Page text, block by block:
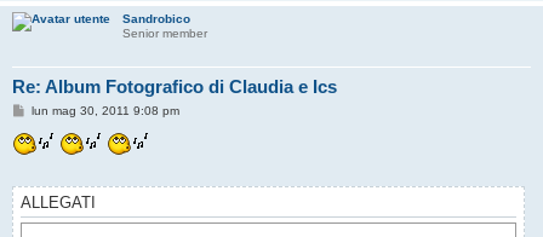
Sandrobico
Senior member
Re: Album Fotografico di Claudia e Ics
M
s
s
g
o
lun mag 30, 2011 9:08 pm
ALLEGATI